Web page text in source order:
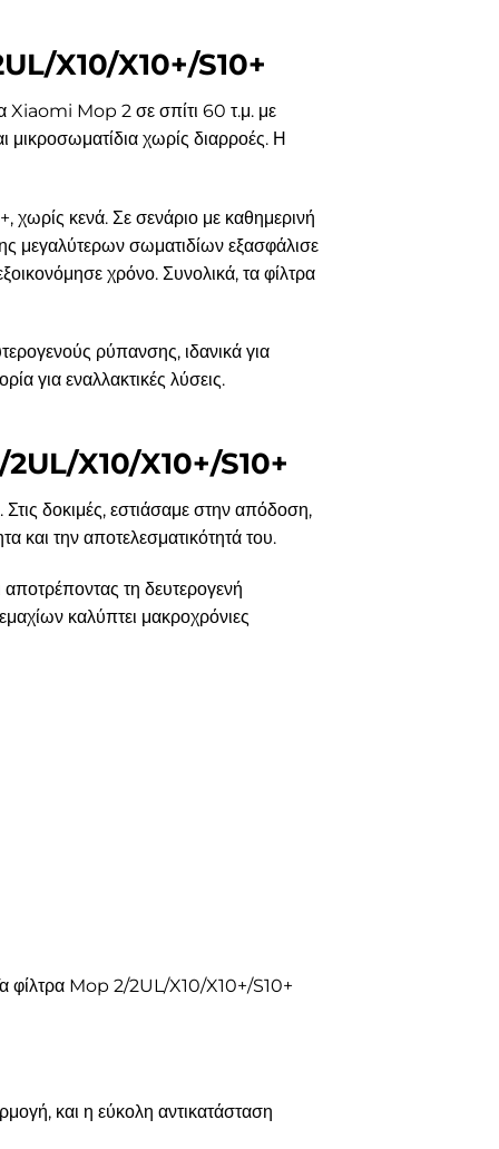
X10/X10+/S10+
Xiaomi Mop 2 σε σπίτι 60 τ.μ. με
μικροσωματίδια χωρίς διαρροές. Η
χωρίς κενά. Σε σενάριο με καθημερινή
μεγαλύτερων σωματιδίων εξασφάλισε
χρόνο. Συνολικά, τα φίλτρα
ρύπανσης, ιδανικά για
για εναλλακτικές λύσεις.
X10/X10+/S10+
δοκιμές, εστιάσαμε στην απόδοση,
και την αποτελεσματικότητά του.
τη δευτερογενή
καλύπτει μακροχρόνιες
φίλτρα Mop 2/2UL/X10/X10+/S10+
και η εύκολη αντικατάσταση